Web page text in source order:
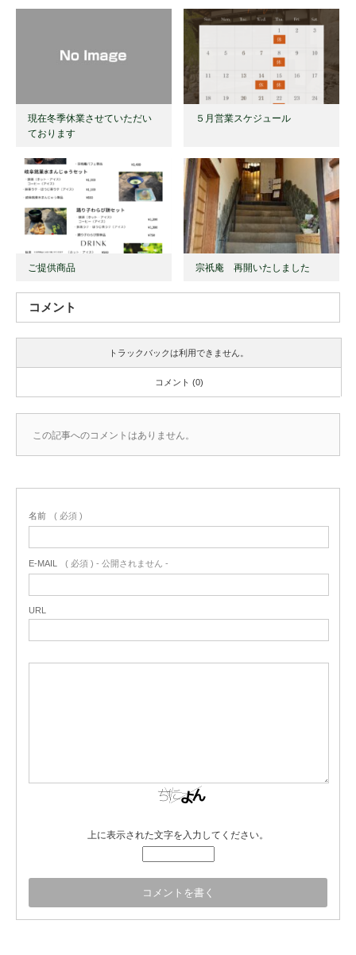
現在冬季休業させていただい
ております
５月営業スケジュール
ご提供商品 宗祇庵 再開いたしました
コメント
トラックバックは利用できません。
コメント (0)
この記事へのコメントはありません。
名前 ( 必須 )
E-MAIL ( 必須 ) - 公開されません -
URL
上に表示された文字を入力してください。